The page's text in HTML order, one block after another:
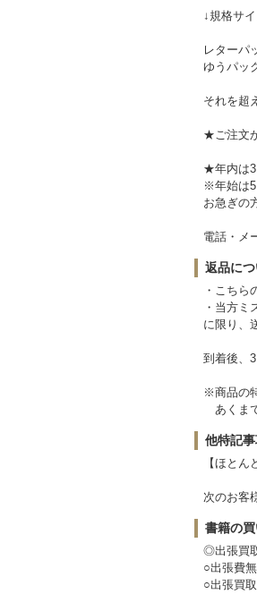
↓規格サ
レターパ
ゆうパッ
それを超
★ご注文
★年内は
※年始は5
お急ぎの
電話・メ
返品につ
・こちら
・当方ミ
に限り、
到着後、
※商品の
あくま
他特記事
【ほと
次のお客
書籍の
◎出張買
○出張費
○出張買